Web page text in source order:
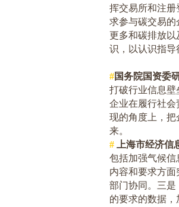
挥交易所和注
求参与碳交易
更多和碳排放以
识，以认识指导
#国务院国资委
打破行业信息
企业在履行社会
现的角度上，把
来。
#
上海市经济
包括加强气候
内容和要求方
部门协同。三
的要求的数据，